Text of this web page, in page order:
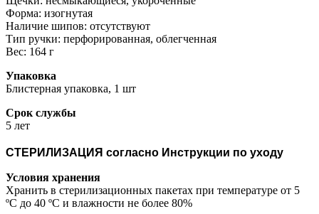
Форма: изогнутая
Наличие шипов: отсутствуют
Тип ручки: перфорированная, облегченная
Вес: 164 г
Упаковка
Блистерная упаковка, 1 шт
Срок службы
5 лет
СТЕРИЛИЗАЦИЯ согласно Инструкции по уходу
Условия хранения
Хранить в стерилизационных пакетах при температуре от 5
ºС до 40 ºС и влажности не более 80%